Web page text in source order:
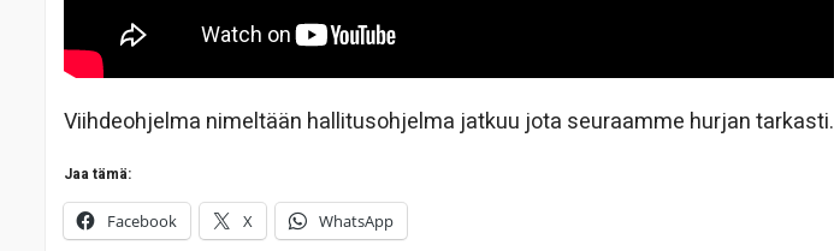
Viihdeohjelma nimeltään hallitusohjelma jatkuu jota seuraamme hurjan tarkasti.
Jaa tämä:
Facebook X WhatsApp